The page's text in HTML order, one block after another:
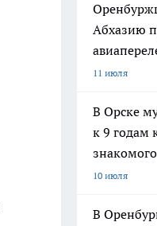
Абхазию
11 июля
В Орске
к 9 годам
знакомого
10 июля
В